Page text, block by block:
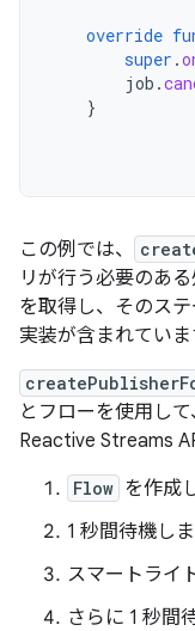
override
super .
job .
}
この例では、
リが行う必要のあ
を取得し、そのス
実装が含まれていま
とフローを使用し
Reactive Streams
Flow を作成
1 秒間待機しま
スマートライ
さらに 1 秒間